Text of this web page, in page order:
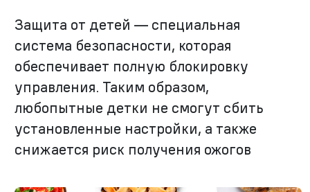
Защита от детей — специальная
система безопасности, которая
обеспечивает полную блокировку
управления. Таким образом,
любопытные детки не смогут сбить
установленные настройки, а также
снижается риск получения ожогов